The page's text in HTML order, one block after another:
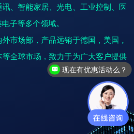
、智能家居、光电、工业控制、医
子等多个领域。
市场部，产品远销于德国，美国，
全球市场，致力于为广大客户提供
现在有优惠活动么？